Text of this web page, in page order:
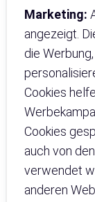
Marketing:
angezeigt.
die
Cookies
Cookies
auch von
verwendet
anderen